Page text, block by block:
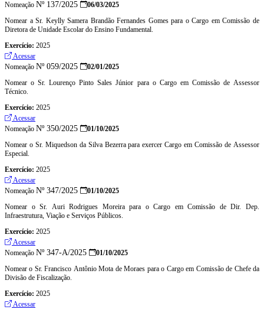
Nomeação Nº 137/2025
06/03/2025
Nomear a Sr. Keylly Samera Brandão Fernandes Gomes para o Cargo em Comissão de
Diretora de Unidade Escolar do Ensino Fundamental.
Exercício: 2025
Acessar
Nomeação Nº 059/2025
02/01/2025
Nomear o Sr. Lourenço Pinto Sales Júnior para o Cargo em Comissão de Assessor
Técnico.
Exercício: 2025
Acessar
Nomeação Nº 350/2025
01/10/2025
Nomear o Sr. Miquedson da Silva Bezerra para exercer Cargo em Comissão de Assessor
Especial.
Exercício: 2025
Acessar
Nomeação Nº 347/2025
01/10/2025
Nomear o Sr. Auri Rodrigues Moreira para o Cargo em Comissão de Dir. Dep.
Infraestrutura, Viação e Serviços Públicos.
Exercício: 2025
Acessar
Nomeação Nº 347-A/2025
01/10/2025
Nomear o Sr. Francisco Antônio Mota de Moraes para o Cargo em Comissão de Chefe da
Divisão de Fiscalização.
Exercício: 2025
Acessar